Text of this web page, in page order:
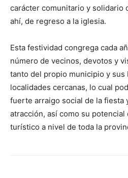
carácter comunitario y solidario
ahí, de regreso a la iglesia.
Esta festividad congrega cada
número de vecinos, devotos y
tanto del propio municipio y sus
localidades cercanas, lo cual
fuerte arraigo social de la fiesta
atracción, así como su
turístico a nivel de toda la